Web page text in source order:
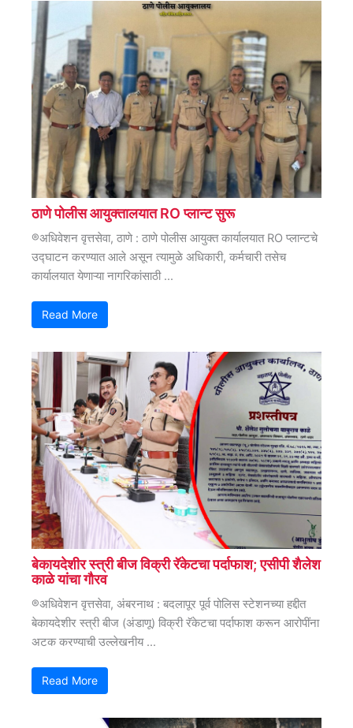
ठाणे पोलीस आयुक्तालयात RO प्लान्ट सुरू
®अधिवेशन वृत्तसेवा, ठाणे : ठाणे पोलीस आयुक्त कार्यालयात RO प्लान्टचे
उद्घाटन करण्यात आले असून त्यामुळे अधिकारी, कर्मचारी तसेच
कार्यालयात येणाऱ्या नागरिकांसाठी ...
Read More
बेकायदेशीर स्त्री बीज विक्री रॅकेटचा पर्दाफाश; एसीपी शैलेश
काळे यांचा गौरव
®अधिवेशन वृत्तसेवा, अंबरनाथ : बदलापूर पूर्व पोलिस स्टेशनच्या हद्दीत
बेकायदेशीर स्त्री बीज (अंडाणू) विक्री रॅकेटचा पर्दाफाश करून आरोपींना
अटक करण्याची उल्लेखनीय ...
Read More